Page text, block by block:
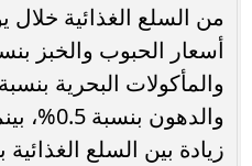
من السلع الغذائية خلال
والدهون